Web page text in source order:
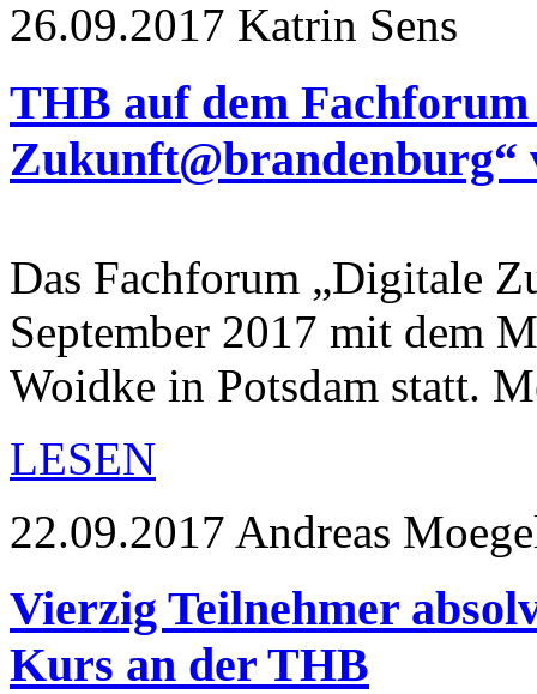
26.09.2017 Katrin Sens
THB auf dem
Zukunft@brandenburg“
Das Fachforum „Digitale
September 2017 mit dem
Woidke in Potsdam statt.
LESEN
22.09.2017 Andreas
Vierzig Teilnehmer
Kurs an der THB